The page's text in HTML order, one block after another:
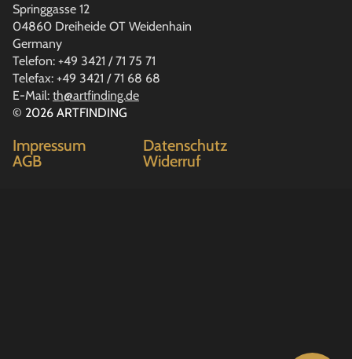
© 2026 ARTFINDING
Impressum
Datenschutz
AGB
Widerruf
Springgasse 12
04860 Dreiheide OT Weidenhain
Germany
Telefon: +49 3421 / 71 75 71
Telefax: +49 3421 / 71 68 68
E-Mail: th@artfinding.de